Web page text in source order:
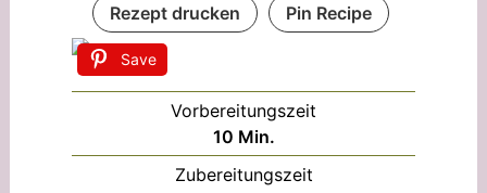
Save
Rezept drucken Pin Recipe
Vorbereitungszeit
10Minuten
Min.
Zubereitungszeit